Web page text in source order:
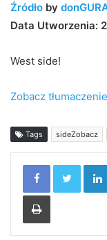
Źródło by
Data Utworzenia:
West side!
Zobacz tłumaczenie
Tags sideZobacz
Print